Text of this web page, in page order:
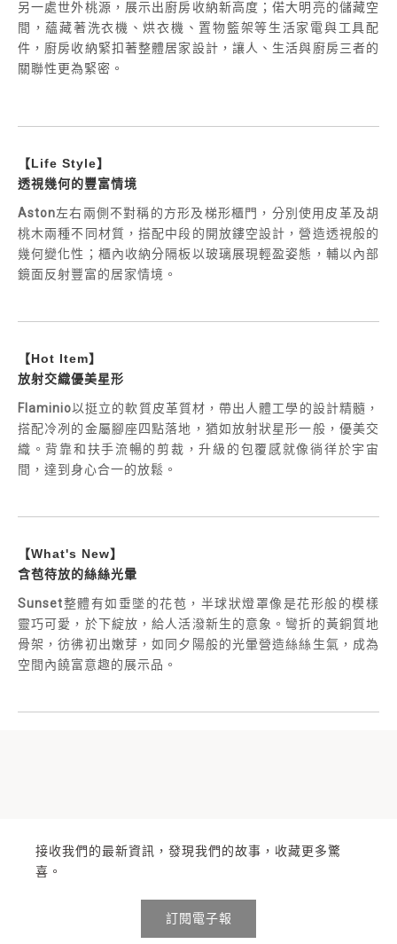
另一處世外桃源，展示出廚房收納新高度；偌大明亮的儲藏空
間，蘊藏著洗衣機、烘衣機、置物籃架等生活家電與工具配
件，廚房收納緊扣著整體居家設計，讓人、生活與廚房三者的
關聯性更為緊密。
【Life Style】
透視幾何的豐富情境
Aston左右兩側不對稱的方形及梯形櫃門，分別使用皮革及胡
桃木兩種不同材質，搭配中段的開放鏤空設計，營造透視般的
幾何變化性；櫃內收納分隔板以玻璃展現輕盈姿態，輔以內部
鏡面反射豐富的居家情境。
【Hot Item】
放射交織優美星形
Flaminio以挺立的軟質皮革質材，帶出人體工學的設計精髓，
搭配冷冽的金屬腳座四點落地，猶如放射狀星形一般，優美交
織。背靠和扶手流暢的剪裁，升級的包覆感就像徜徉於宇宙
間，達到身心合一的放鬆。
【What's New】
含苞待放的絲絲光暈
Sunset整體有如垂墜的花苞，半球狀燈罩像是花形般的模樣
靈巧可愛，於下綻放，給人活潑新生的意象。彎折的黃銅質地
骨架，彷彿初出嫩芽，如同夕陽般的光暈營造絲絲生氣，成為
空間內饒富意趣的展示品。
接收我們的最新資訊，發現我們的故事，收藏更多驚
喜。
訂閱電子報